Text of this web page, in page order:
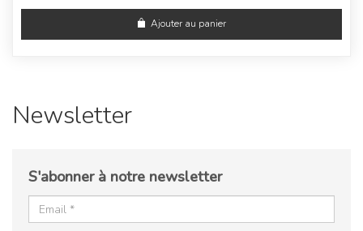
Ajouter au panier
Newsletter
S'abonner à notre newsletter